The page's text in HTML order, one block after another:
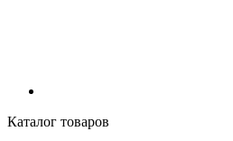
Каталог товаров